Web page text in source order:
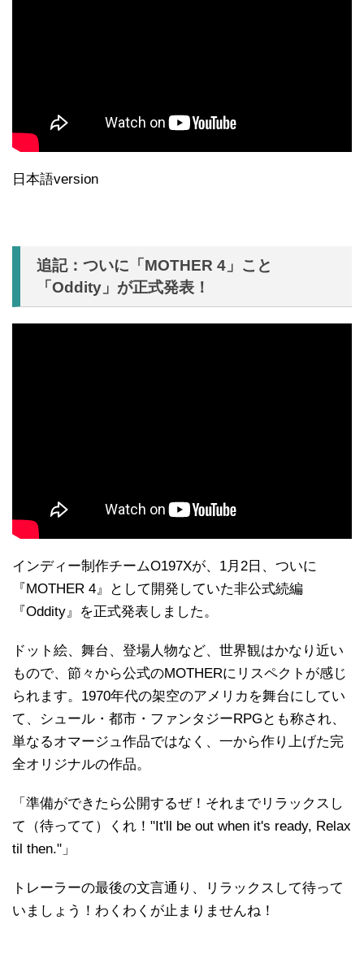
日本語version
追記：ついに「MOTHER 4」こと
「Oddity」が正式発表！
インディー制作チームO197Xが、1月2日、ついに
『MOTHER 4』として開発していた非公式続編
『Oddity』を正式発表しました。
ドット絵、舞台、登場人物など、世界観はかなり近い
もので、節々から公式のMOTHERにリスペクトが感じ
られます。1970年代の架空のアメリカを舞台にしてい
て、シュール・都市・ファンタジーRPGとも称され、
単なるオマージュ作品ではなく、一から作り上げた完
全オリジナルの作品。
「準備ができたら公開するぜ！それまでリラックスし
て（待ってて）くれ！"It'll be out when it's ready, Relax
til then."」
トレーラーの最後の文言通り、リラックスして待って
いましょう！わくわくが止まりませんね！